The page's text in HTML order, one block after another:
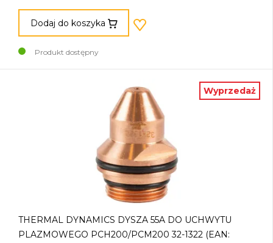
Dodaj do koszyka
Produkt dostępny
Wyprzedaż
THERMAL DYNAMICS DYSZA 55A DO UCHWYTU
PLAZMOWEGO PCH200/PCM200 32-1322 (EAN: